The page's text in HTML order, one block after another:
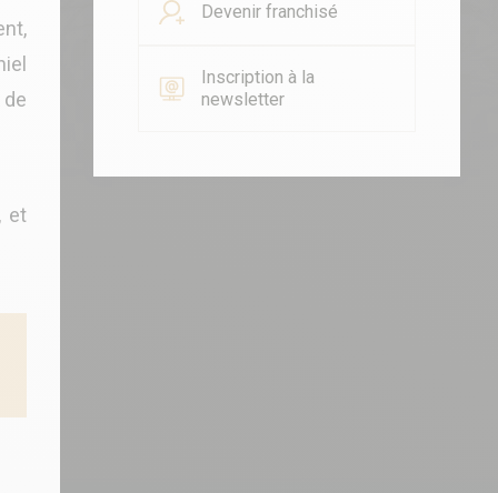
et
Devenir franchisé
Inscription à la
newsletter